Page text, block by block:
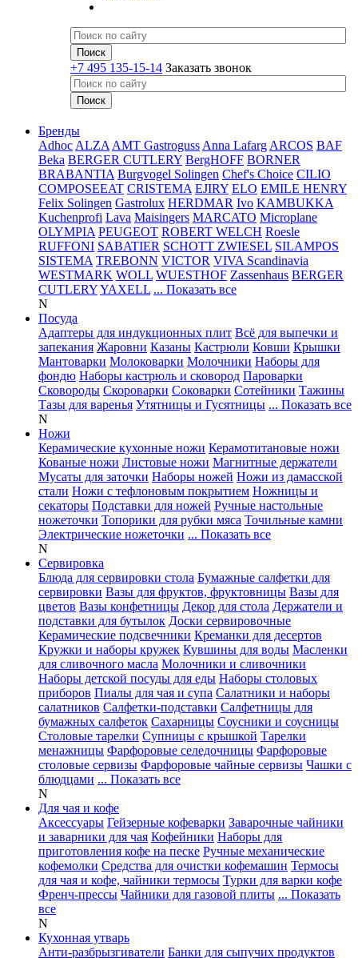
+7 495 135-15-14 Заказать звонок
Бренды
Adhoc ALZA AMT Gastroguss Anna Lafarg ARCOS BAF
Beka BERGER CUTLERY BergHOFF BORNER
BRABANTIA Burgvogel Solingen Chef's Choice CILIO
COMPOSEEAT CRISTEMA EJIRY ELO EMILE HENRY
Felix Solingen Gastrolux HERDMAR Ivo KAMBUKKA
Kuchenprofi Lava Maisingers MARCATO Microplane
OLYMPIA PEUGEOT ROBERT WELCH Roesle
RUFFONI SABATIER SCHOTT ZWIESEL SILAMPOS
SISTEMA TREBONN VICTOR VIVA Scandinavia
WESTMARK WOLL WUESTHOF Zassenhaus BERGER
CUTLERYYAXELL ... Показать все
N
Посуда
Адаптеры для индукционных плит Всё для выпечки и
запекания Жаровни Казаны Кастрюли Ковши Крышки
Мантоварки Молоковарки Молочники Наборы для
фондю Наборы кастрюль и сковород Пароварки
Сковороды Скороварки Соковарки Сотейники Тажины
Тазы для варенья Утятницы и Гусятницы ... Показать все
N
Ножи
Керамические кухонные ножи Керамотитановые ножи
Кованые ножи Листовые ножи Магнитные держатели
Мусаты для заточки Наборы ножей Ножи из дамасской
стали Ножи с тефлоновым покрытием Ножницы и
секаторы Подставки для ножей Ручные настольные
ножеточки Топорики для рубки мяса Точильные камни
Электрические ножеточки ... Показать все
N
Сервировка
Блюда для сервировки стола Бумажные салфетки для
сервировки Вазы для фруктов, фруктовницы Вазы для
цветов Вазы конфетницы Декор для стола Держатели и
подставки для бутылок Доски сервировочные
Керамические подсвечники Креманки для десертов
Кружки и наборы кружек Кувшины для воды Масленки
для сливочного масла Молочники и сливочники
Наборы детской посуды для еды Наборы столовых
приборов Пиалы для чая и супа Салатники и наборы
салатников Салфетки-подставки Салфетницы для
бумажных салфеток Сахарницы Соусники и соусницы
Столовые тарелки Супницы с крышкой Тарелки
менажницы Фарфоровые селедочницы Фарфоровые
столовые сервизы Фарфоровые чайные сервизы Чашки с
блюдцами ... Показать все
N
Для чая и кофе
Аксессуары Гейзерные кофеварки Заварочные чайники
и заварники для чая Кофейники Наборы для
приготовления кофе на песке Ручные механические
кофемолки Средства для очистки кофемашин Термосы
для чая и кофе, чайники термосы Турки для варки кофе
Френч-прессы Чайники для газовой плиты ... Показать
все
N
Кухонная утварь
Анти-разбрызгиватели Банки для сыпучих продуктов